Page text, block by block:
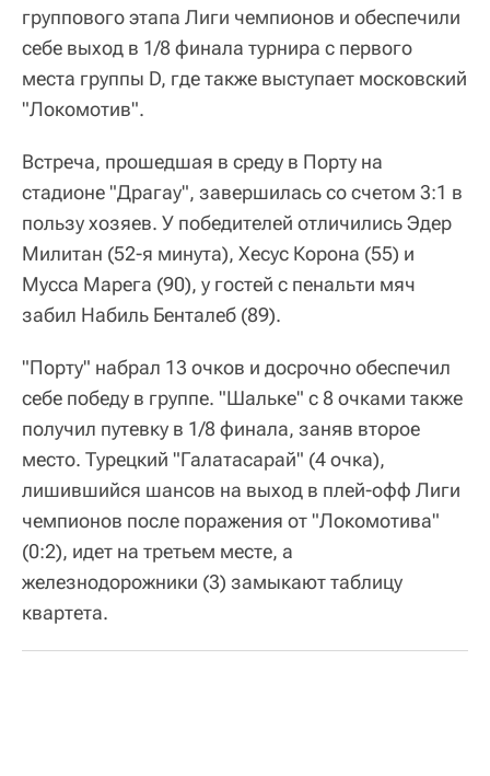
группового этапа Лиги чемпионов и обеспечили
себе выход в 1/8 финала турнира с первого
места группы D, где также выступает московский
"Локомотив".
Встреча, прошедшая в среду в Порту на
стадионе "Драгау", завершилась со счетом 3:1 в
пользу хозяев. У победителей отличились Эдер
Милитан (52-я минута), Хесус Корона (55) и
Мусса Марега (90), у гостей с пенальти мяч
забил Набиль Бенталеб (89).
"Порту" набрал 13 очков и досрочно обеспечил
себе победу в группе. "Шальке" с 8 очками также
получил путевку в 1/8 финала, заняв второе
место. Турецкий "Галатасарай" (4 очка),
лишившийся шансов на выход в плей-офф Лиги
чемпионов после поражения от "Локомотива"
(0:2), идет на третьем месте, а
железнодорожники (3) замыкают таблицу
квартета.